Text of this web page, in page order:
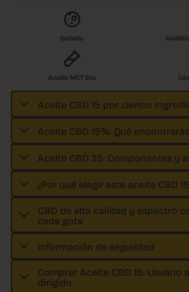
Isolado
Aceite MCT Bio
Aceite CBD 15 por ciento:
Aceite CBD 15%: Qué
Aceite CBD 25: Componentes y
¿Por qué elegir este aceite CBD
CBD de alta calidad y espectro
cada gota
Información de seguridad
Comprar Aceite CBD 15: Usuario
dirigido